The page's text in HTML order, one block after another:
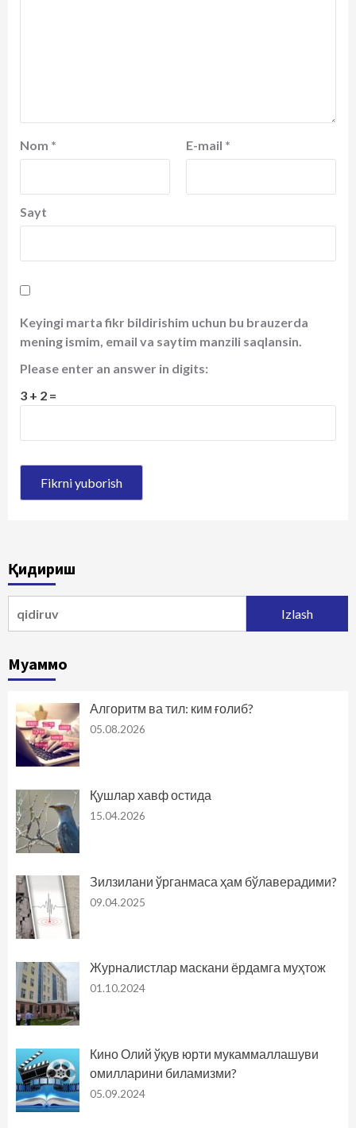
Nom * E-mail *
Sayt
Keyingi marta fikr bildirishim uchun bu brauzerda
mening ismim, email va saytim manzili saqlansin.
Please enter an answer in digits:
3 + 2 =
Қидириш
Муаммо
Алгоритм ва тил: ким ғолиб?
05.08.2026
Қушлар хавф остида
15.04.2026
Зилзилани ўрганмаса ҳам бўлаверадими?
09.04.2025
Журналистлар маскани ёрдамга муҳтож
01.10.2024
Кино Олий ўқув юрти мукаммаллашуви
омилларини биламизми?
05.09.2024